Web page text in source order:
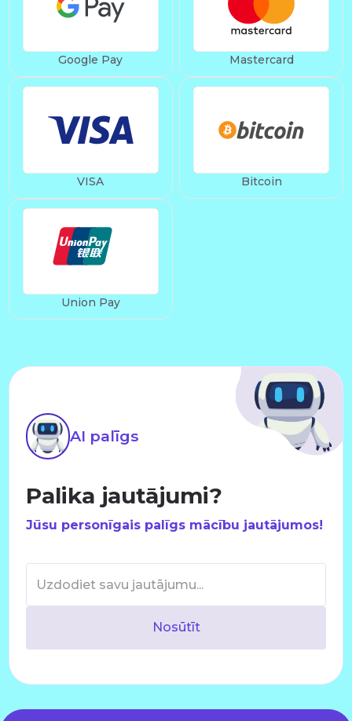
Google Pay Mastercard
VISA Bitcoin
Union Pay
AI palīgs
Palika jautājumi?
Jūsu personīgais palīgs mācību jautājumos!